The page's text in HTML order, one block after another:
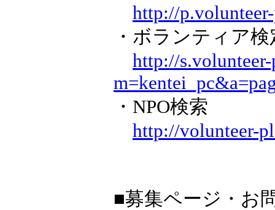
http://
・ボランティア検
http://
・NPO検索
http://volunteer-
■募集ページ・お